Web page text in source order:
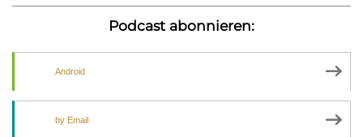
Podcast abonnieren:
Android
by Email